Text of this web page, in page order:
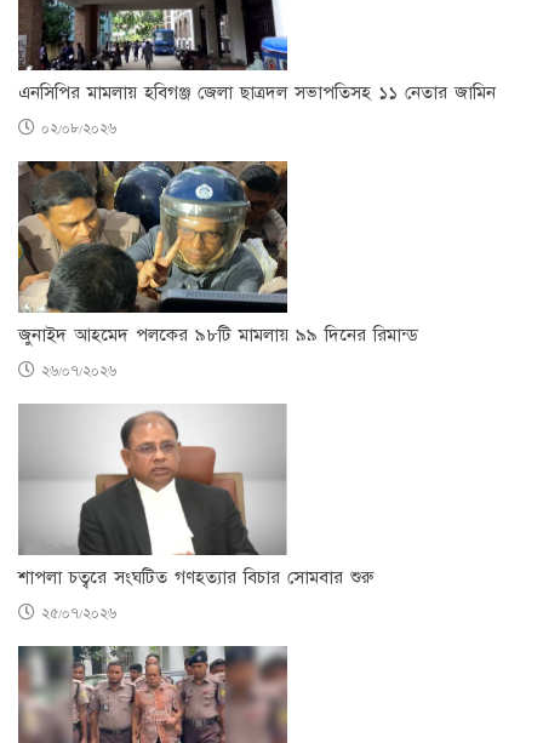
এনসিপির মামলায় হবিগঞ্জ জেলা ছাত্রদল সভাপতিসহ ১১ নেতার জামিন
০২/০৮/২০২৬
জুনাইদ আহমেদ পলকের ৯৮টি মামলায় ৯৯ দিনের রিমান্ড
২৬/০৭/২০২৬
শাপলা চত্বরে সংঘটিত গণহত্যার বিচার সোমবার শুরু
২৫/০৭/২০২৬